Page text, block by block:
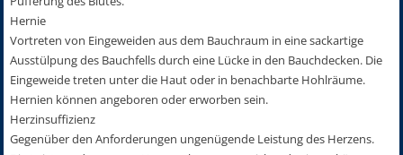
Hernie
Vortreten von Eingeweiden aus dem Bauchraum in eine sackartige
Ausstülpung des Bauchfells durch eine Lücke in den Bauchdecken. Die
Eingeweide treten unter die Haut oder in benachbarte Hohlräume.
Hernien können angeboren oder erworben sein.
Herzinsuffizienz
Gegenüber den Anforderungen ungenügende Leistung des Herzens.